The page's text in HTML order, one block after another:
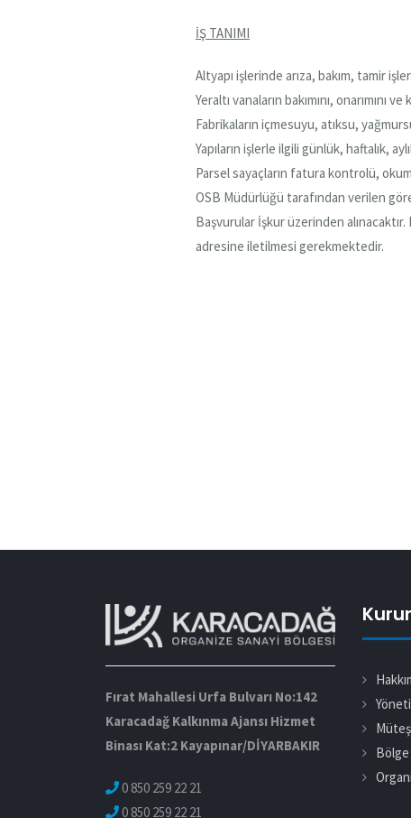
İŞ TANIMI
Altyapı işlerinde arıza, bakım, tamir
Yeraltı vanaların bakımını, onarımını
Fabrikaların içmesuyu, atıksu,
Yapıların işlerle ilgili günlük, haftalık,
Parsel sayaçların fatura kontrolü,
OSB Müdürlüğü tarafından verilen
Başvurular İşkur üzerinden
adresine iletilmesi gerekmektedir.
Fırat Mahallesi Urfa Bulvarı No:142
Karacadağ Kalkınma Ajansı Hizmet
Binası Kat:2 Kayapınar/DİYARBAKIR
0 850 259 22 21
0 850 259 22 21